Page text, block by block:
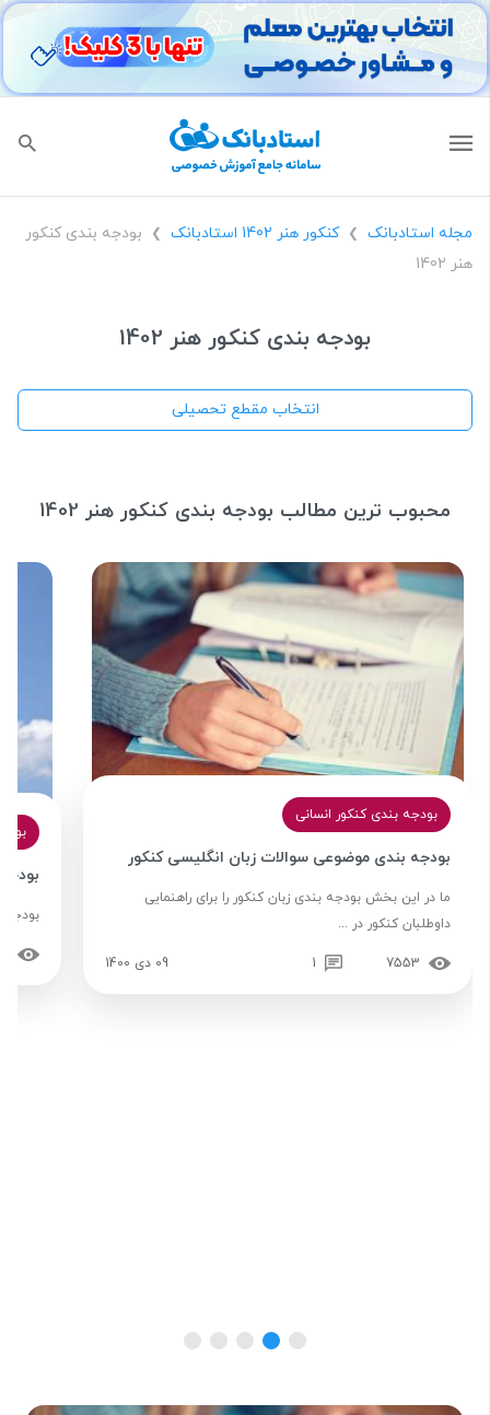
مجله استادبانک ❯ کنکور هنر 1402 استادبانک ❯
بودجه بندی کنکور
هنر 1402
بودجه بندی کنکور هنر 1402
انتخاب مقطع تحصیلی
محبوب ترین مطالب بودجه بندی کنکور هنر 1402
بودجه بندی کنکور انسانی
بودجه بندی موضوعی سوالات زبان انگلیسی کنکور
ما در این بخش بودجه بندی زبان کنکور را برای راهنمایی
داوطلبان کنکور در ...
7553
1 09 دی 1400